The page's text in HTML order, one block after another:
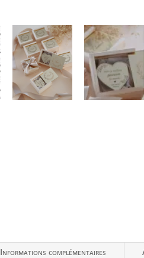
Informations complémentaires